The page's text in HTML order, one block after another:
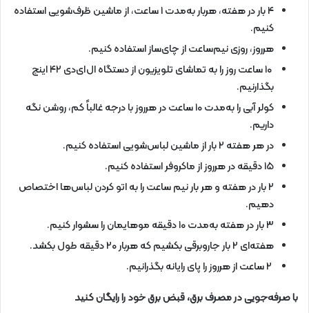
۴ بار در هفته، هربار به‌مدت ۱ ساعت، از ماشین ظرف‌شویی استفاده
کنیم.
هرروز، روزی نیم‌ساعت از چای‌ساز استفاده کنیم.
۱۰ ساعت روز را به تماشای تلویزیون از دستگاه ال‌ای‌دی ۴۲ اینچ
بگذارنیم.
کولر آبی را به‌مدت ۱۰ ساعت در هرروز با درجه غالباً کم، روشن نگه
داریم.
در هر هفته ۲ بار از ماشین لباس‌شویی استفاده کنیم.
۱۵ دقیقه در هرروز از ماکروفر استفاده کنیم.
۲ بار در هفته و هر بار نیم ساعت را به اتو کردن لباس‌ها اختصاص
دهیم.
۳ بار در هفته به‌مدت ۱۰ دقیقه موهایمان را سشوار کنیم.
هفته‌ای ۲ بار جاروبرقی بکشیم که هربار ۲۰ دقیقه طول بکشد.
با صرفه‌جویی در مصرف برق، قبض برق خود را رایگان کنید